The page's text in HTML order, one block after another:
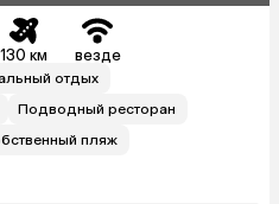
130 км везде
отдых
Подводный ресторан
пляж